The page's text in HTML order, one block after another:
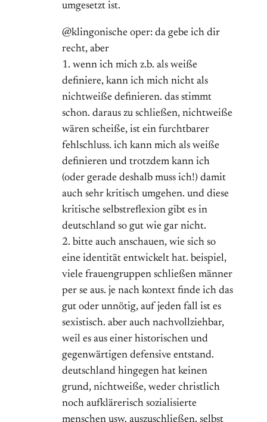
umgesetzt ist.
@klingonische oper: da gebe ich dir
recht, aber
1. wenn ich mich z.b. als weiße
definiere, kann ich mich nicht als
nichtweiße definieren. das stimmt
schon. daraus zu schließen, nichtweiße
wären scheiße, ist ein furchtbarer
fehlschluss. ich kann mich als weiße
definieren und trotzdem kann ich
(oder gerade deshalb muss ich!) damit
auch sehr kritisch umgehen. und diese
kritische selbstreflexion gibt es in
deutschland so gut wie gar nicht.
2. bitte auch anschauen, wie sich so
eine identität entwickelt hat. beispiel,
viele frauengruppen schließen männer
per se aus. je nach kontext finde ich das
gut oder unnötig, auf jeden fall ist es
sexistisch. aber auch nachvollziehbar,
weil es aus einer historischen und
gegenwärtigen defensive entstand.
deutschland hingegen hat keinen
grund, nichtweiße, weder christlich
noch aufklärerisch sozialisierte
menschen usw. auszuschließen. selbst